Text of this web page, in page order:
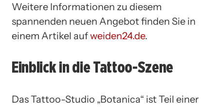
Weitere Informationen zu diesem
spannenden neuen Angebot finden Sie in
einem Artikel aufweiden24.de.
Einblick in die Tattoo-Szene
Das Tattoo-Studio „Botanica“ ist Teil einer